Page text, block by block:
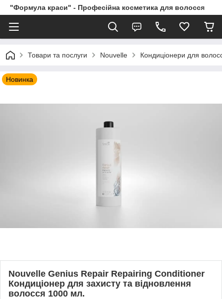
"Формула краси" - Професійна косметика для волосся
Товари та послуги Nouvelle Кондиціонери для
Новинка
Nouvelle Genius Repair Repairing Conditioner
Кондиціонер для захисту та відновлення
волосся 1000 мл.